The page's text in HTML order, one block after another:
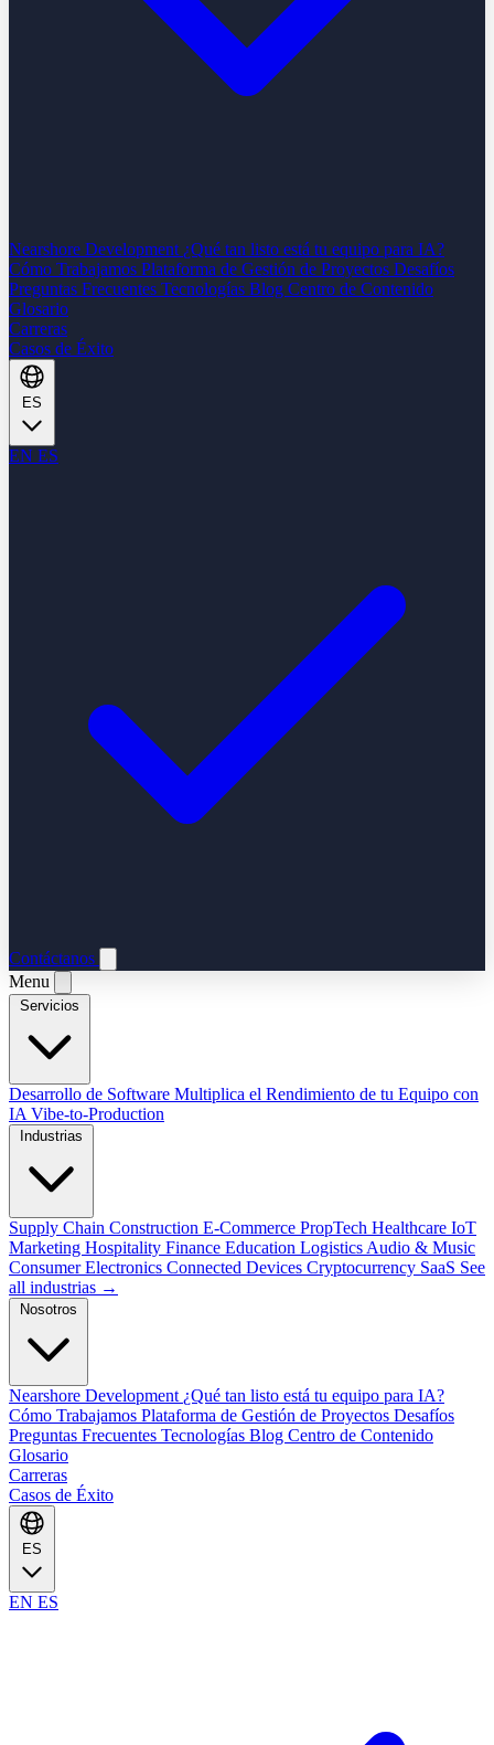
Nearshore Development ¿Qué tan listo está tu equipo para IA?
Cómo Trabajamos Plataforma de Gestión de Proyectos Desafíos
Preguntas Frecuentes Tecnologías Blog Centro de Contenido
Glosario
Carreras
Casos de Éxito
EN ES
Contáctanos
Menu
Desarrollo de Software Multiplica el Rendimiento de tu Equipo con
IA Vibe-to-Production
Supply Chain Construction E-Commerce PropTech Healthcare IoT
Marketing Hospitality Finance Education Logistics Audio & Music
Consumer Electronics Connected Devices Cryptocurrency SaaS See
all industrias →
Nearshore Development ¿Qué tan listo está tu equipo para IA?
Cómo Trabajamos Plataforma de Gestión de Proyectos Desafíos
Preguntas Frecuentes Tecnologías Blog Centro de Contenido
Glosario
Carreras
Casos de Éxito
EN ES